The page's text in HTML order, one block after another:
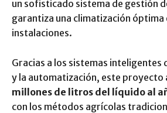
un sofisticado sistema de gestión
garantiza una climatización óptima
instalaciones.
Gracias a los sistemas inteligentes
y la automatización, este proyecto
millones de litros del líquido al
con los métodos agrícolas